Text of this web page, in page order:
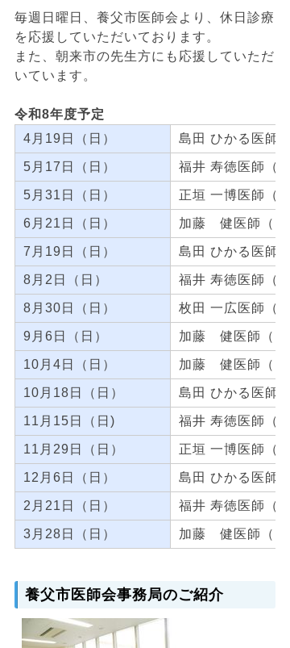
毎週日曜日、養父市医師会より、休日診療
を応援していただいております。
また、朝来市の先生方にも応援していただ
いています。
令和8年度予定
4月19日（日）
島田 ひかる医師
5月17日（日） 福井 寿徳医師（
5月31日（日） 正垣 一博医師（
6月21日（日） 加藤 健医師（国
7月19日（日） 島田 ひかる医師
8月2日（日） 福井 寿徳医師（
8月30日（日） 枚田 一広医師（
9月6日（日） 加藤 健医師（国
10月4日（日） 加藤 健医師（国
10月18日（日） 島田 ひかる医師
11月15日（日) 福井 寿徳医師（
11月29日（日） 正垣 一博医師（
12月6日（日） 島田 ひかる医師
2月21日（日） 福井 寿徳医師（
3月28日（日） 加藤 健医師（国
養父市医師会事務局のご紹介